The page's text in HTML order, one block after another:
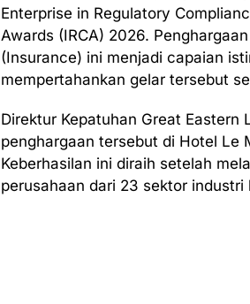
Enterprise in Regulatory
Awards (IRCA) 2026.
(Insurance) ini menjadi capaian
mempertahankan gelar tersebut
Direktur Kepatuhan Great Eastern
penghargaan tersebut di Hotel
Keberhasilan ini diraih setelah
perusahaan dari 23 sektor industri